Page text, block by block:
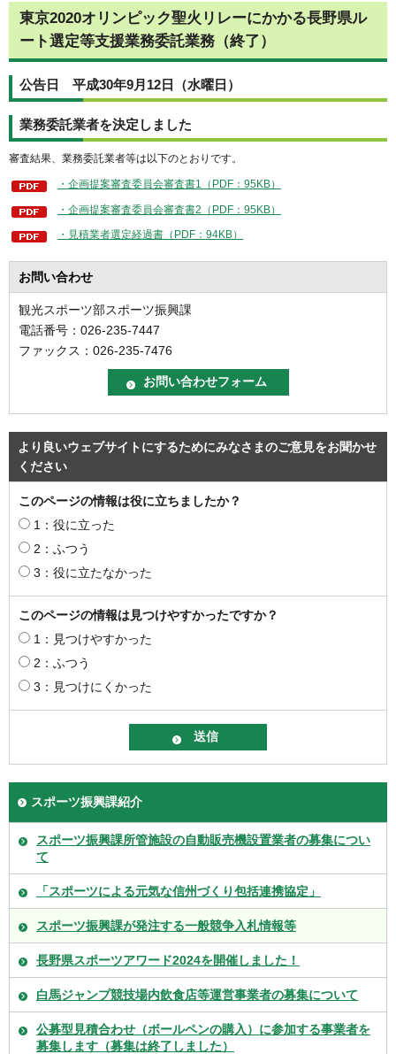
東京2020オリンピック聖火リレーにかかる長野県ル
ート選定等支援業務委託業務（終了）
公告日 平成30年9月12日（水曜日）
業務委託業者を決定しました
審査結果、業務委託業者等は以下のとおりです。
・企画提案審査委員会審査書1（PDF：95KB）
・企画提案審査委員会審査書2（PDF：95KB）
・見積業者選定経過書（PDF：94KB）
お問い合わせ
観光スポーツ部スポーツ振興課
電話番号：026-235-7447
ファックス：026-235-7476
より良いウェブサイトにするためにみなさまのご意見をお聞かせ
ください
このページの情報は役に立ちましたか？
1：役に立った
2：ふつう
3：役に立たなかった
このページの情報は見つけやすかったですか？
1：見つけやすかった
2：ふつう
3：見つけにくかった
スポーツ振興課紹介
スポーツ振興課所管施設の自動販売機設置業者の募集につい
て
「スポーツによる元気な信州づくり包括連携協定」
スポーツ振興課が発注する一般競争入札情報等
長野県スポーツアワード2024を開催しました！
白馬ジャンプ競技場内飲食店等運営事業者の募集について
公募型見積合わせ（ボールペンの購入）に参加する事業者を
募集します（募集は終了しました）